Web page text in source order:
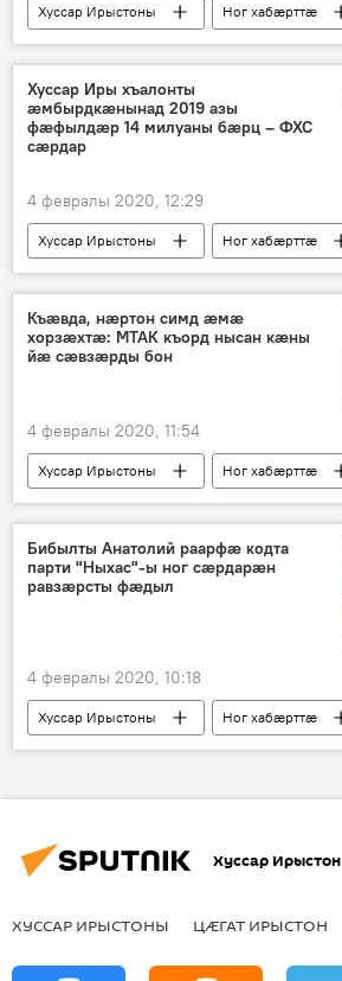
Хуссар Ирыстоны Ног хабӕрттӕ
Хуссар Иры хъалонты
ӕмбырдкӕнынад 2019 азы
фӕфылдӕр 14 милуаны бӕрц – ФХС
сӕрдар
4 февралы 2020, 12:29
Хуссар Ирыстоны Ног хабӕрттӕ
Къæвда, нæртон симд æмæ
хорзæхтæ: МТАК къорд нысан кæны
йæ сæвзæрды бон
4 февралы 2020, 11:54
Хуссар Ирыстоны Ног хабӕрттӕ
Бибылты Анатолий раарфӕ кодта
парти "Ныхас"-ы ног сӕрдарӕн
равзӕрсты фӕдыл
4 февралы 2020, 10:18
Хуссар Ирыстоны Ног хабӕрттӕ
Хуссар Ирыстон
ХУССАР ИРЫСТОНЫ ЦӔГАТ ИРЫСТОН